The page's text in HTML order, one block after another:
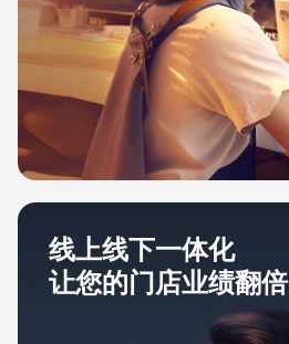
线上线下一体化
让您的门店业绩翻倍